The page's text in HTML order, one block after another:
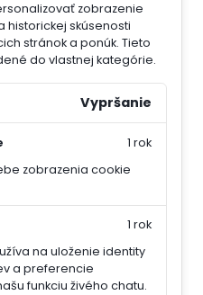
zobrazenie
historickej skúsenosti
stránok a ponúk. Tieto
do vlastnej kategórie.
Vypršanie
zobrazenia cookie
1 rok
na uloženie identity
a preferencie
funkciu živého chatu.
1 rok